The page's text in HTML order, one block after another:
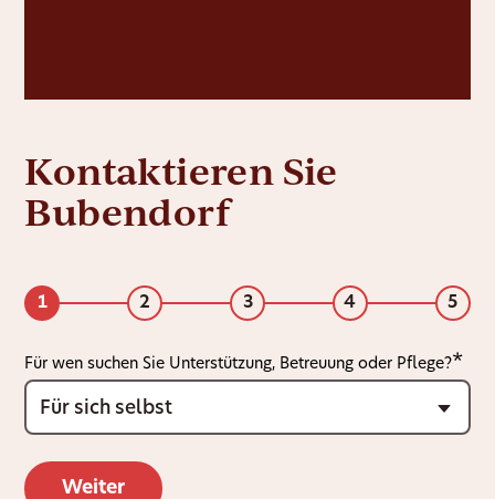
Kontaktieren Sie
Bubendorf
1 2 3 4 5
Für wen suchen Sie Unterstützung, Betreuung oder Pflege?